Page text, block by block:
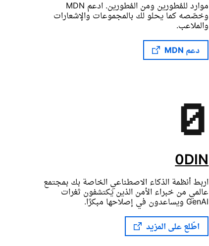
موارد للمُطورين ومن المُطورين. ادعم MDN
وخصّصه كما يحلو لك بالمجموعات والإشعارات
والملاعب.
دعم MDN
0DIN
اربط أنظمة الذكاء الاصطناعي الخاصة بك بمجتمع
عالمي من خبراء الأمن الذين يَكتشفون ثغرات
GenAI ويساعدون في إصلاحها مبكرًا.
اطّلع على المزيد